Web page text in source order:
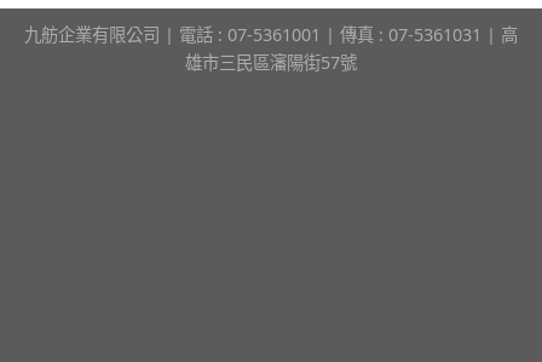
九舫企業有限公司 | 電話 : 07-5361001 | 傳真 : 07-5361031 | 高
雄市三民區瀋陽街57號